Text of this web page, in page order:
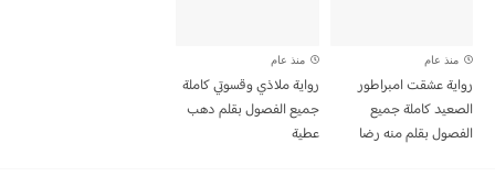
منذ عام
رواية عشقت امبراطور
الصعيد كاملة جميع
الفصول بقلم منه رضا
منذ عام
رواية ملاذي وقسوتي كاملة
جميع الفصول بقلم دهب
عطية